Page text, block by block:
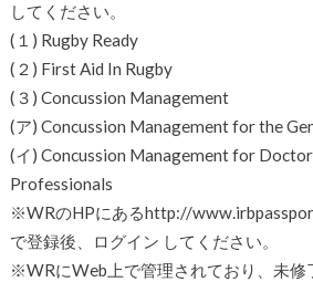
してください。
(１) Rugby Ready
(２) First Aid In Rugby
(３) Concussion Management
(ア) Concussion Management for the
(イ) Concussion Management for
Professionals
※WRのHPにあるhttp://
で登録後、ログイン してください。
※WRにWeb上で管理されており、未修